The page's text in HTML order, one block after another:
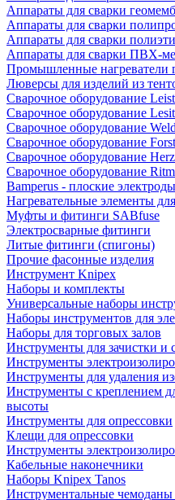
Аппараты для сварки
Аппараты для сварки
Аппараты для сварки
Аппараты для сварки ПВХ-
Промышленные нагреватели
Люверсы для изделий из
Сварочное оборудование
Сварочное оборудование
Сварочное оборудование
Сварочное оборудование
Сварочное оборудование
Сварочное оборудование
Bamperus - плоские
Нагревательные элементы
Муфты и фитинги SABfuse
Электросварные фитинги
Литые фитинги (спигоны)
Прочие фасонные изделия
Инструмент Knipex
Наборы и комплекты
Универсальные наборы
Наборы инструментов для
Наборы для торговых залов
Инструменты для зачистки и
Инструменты
Инструменты для удаления
Инструменты с креплением
высоты
Инструменты для опрессовки
Клещи для опрессовки
Инструменты
Кабельные наконечники
Наборы Knipex Tanos
Инструментальные